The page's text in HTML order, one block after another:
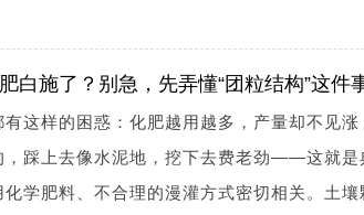
白施了？别急，先弄懂“团粒结构”这件
这样的困惑：化肥越用越多，产量却不见
，踩上去像水泥地，挖下去费老劲——这就是
学肥料、不合理的漫灌方式密切相关。土